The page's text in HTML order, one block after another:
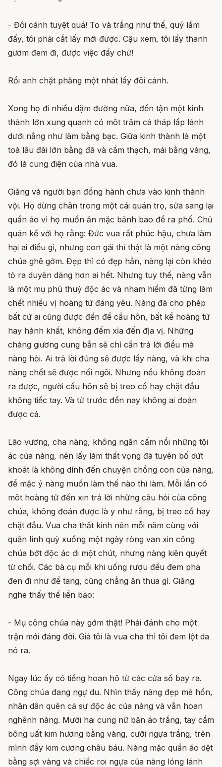
- Đôi cánh tuyệt quá! To và trắng như thế, quý lắm
đấy, tôi phải cắt lấy mới được. Cậu xem, tôi lấy thanh
gươm đem đi, được việc đấy chứ!
Rồi anh chặt phăng một nhát lấy đôi cánh.
Xong họ đi nhiều dặm đường nữa, đến tận một kinh
thành lớn xung quanh có môt trăm cá tháp lấp lánh
dưới nắng như làm bằng bạc. Giữa kinh thành là một
toà lâu đài lớn bằng đã và cẩm thạch, mái bằng vàng,
đó là cung điện của nhà vua.
Giăng và người bạn đồng hành chưa vào kinh thành
vội. Họ dừng chân trong một cái quán trọ, sửa sang lại
quần áo vì họ muốn ăn mặc bảnh bao để ra phố. Chủ
quán kể với họ rằng: Đức vua rất phúc hậu, chưa làm
hại ai điều gì, nhưng con gái thì thật là một nàng công
chúa ghê gớm. Đẹp thì có đẹp hẳn, nàng lại còn khéo
tỏ ra duyên dáng hơn ai hết. Nhưng tuy thế, nàng vẫn
là một mụ phù thuỷ độc ác và nham hiểm đã từng làm
chết nhiều vị hoàng tử đáng yêu. Nàng đã cho phép
bất cứ ai cũng được đến để cầu hôn, bất kể hoàng tử
hay hành khất, không đếm xỉa đến địa vị. Những
chàng giương cung bắn sẽ chỉ cần trả lời điều mà
nàng hỏi. Ai trả lời đúng sẽ được lấy nàng, và khi cha
nàng chết sẽ được nối ngôi. Nhưng nếu không đoán
ra được, người cầu hôn sẽ bị treo cổ hay chặt đầu
không tiếc tay. Và từ trước đến nay không ai đoán
được cả.
Lão vương, cha nàng, không ngăn cấm nổi những tội
ác của nàng, nên lấy làm thất vọng đã tuyên bố dứt
khoát là không dính đến chuyện chồng con của nàng,
để mặc ý nàng muốn làm thế nào thì làm. Mỗi lần có
môt hoàng tử đến xin trả lời những câu hỏi của công
chúa, không đoán được là y như rằng, bị treo cổ hay
chặt đầu. Vua cha thất kinh nên mỗi năm cùng với
quân lính quỳ xuống một ngày ròng van xin công
chúa bớt độc ác đi một chút, nhưng nàng kiên quyết
từ chối. Các bà cụ mỗi khi uống rượu đều đem pha
đen đi như để tang, cũng chẳng ăn thua gì. Giăng
nghe thấy thế liền bảo:
- Mụ công chúa này gớm thật! Phải đánh cho một
trận mới đáng đời. Giá tôi là vua cha thì tôi đem lột da
nó ra.
Ngay lúc ấy có tiếng hoan hô từ các cửa sổ bay ra.
Công chúa đang ngự du. Nhìn thấy nàng đẹp mê hồn,
nhân dân quên cả sự độc ác của nàng và vẫn hoan
nghênh nàng. Mười hai cung nữ bận áo trắng, tay cầm
bông uất kim hương bằng vàng, cưỡi ngựa trắng, trên
mình đầy kim cương châu báu. Nàng mặc quần áo dệt
bằng sợi vàng và chiếc roi ngựa của nàng lóng lánh